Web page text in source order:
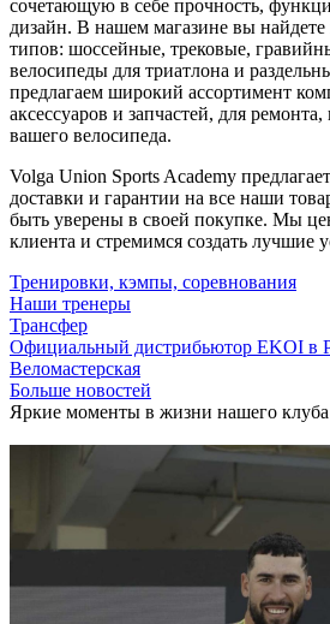
сочетающую в себе прочность,
дизайн. В нашем магазине вы
типов: шоссейные, трековые,
велосипеды для триатлона и
предлагаем широкий ассортимент
аксессуаров и запчастей, для
вашего велосипеда.
Volga Union Sports Academy
доставки и гарантии на все наши
быть уверены в своей покупке. Мы
клиента и стремимся создать лучшие
Тренировки, кэмпы, соревнования
Наши тренеры
Трансфер
Официальный дистрибьютор EKOI в
Веломастерская
Больше новостей
Яркие моменты в жизни нашего клуба